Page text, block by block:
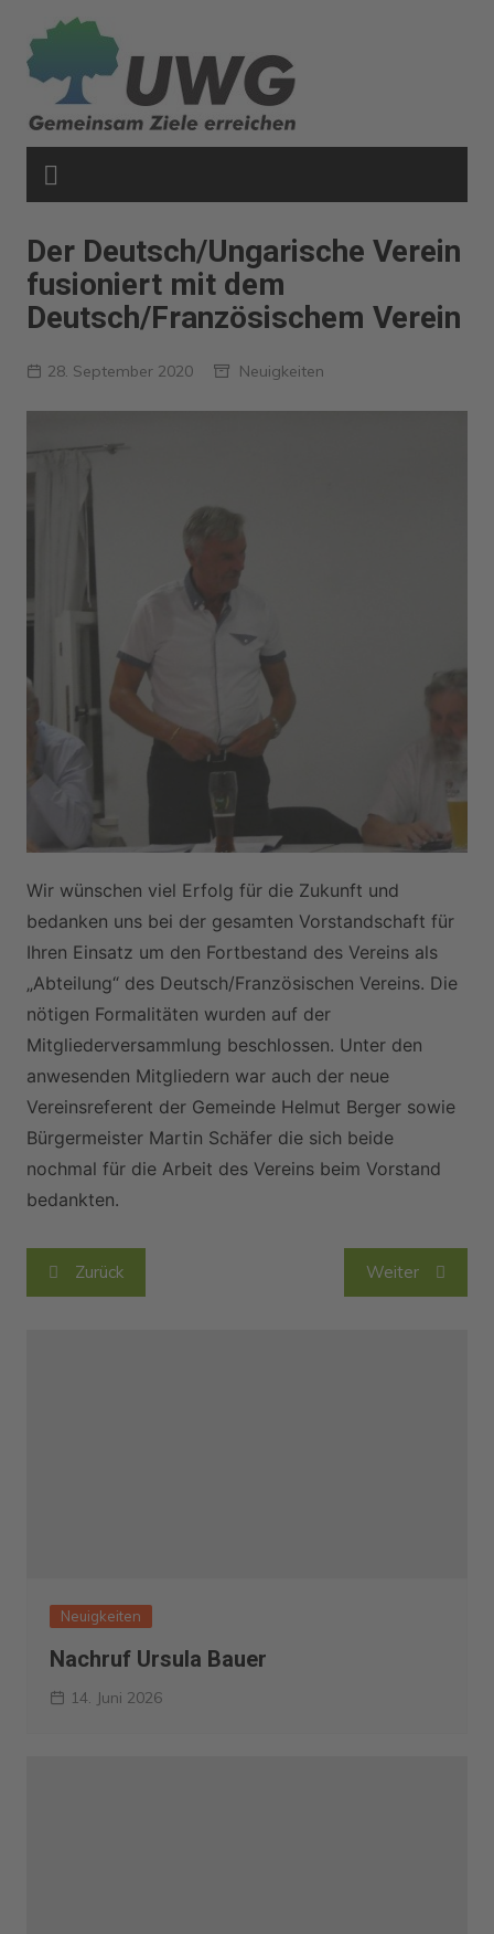
Inhalt
springen
Der Deutsch/Ungarische Verein
fusioniert mit dem
Deutsch/Französischem Verein
28. September 2020 Neuigkeiten
Wir wünschen viel Erfolg für die Zukunft und
bedanken uns bei der gesamten Vorstandschaft für
Ihren Einsatz um den Fortbestand des Vereins als
„Abteilung“ des Deutsch/Französischen Vereins. Die
nötigen Formalitäten wurden auf der
Mitgliederversammlung beschlossen. Unter den
anwesenden Mitgliedern war auch der neue
Vereinsreferent der Gemeinde Helmut Berger sowie
Bürgermeister Martin Schäfer die sich beide
nochmal für die Arbeit des Vereins beim Vorstand
bedankten.
Beitragsnavigation
Zurück Weiter
Neuigkeiten
Nachruf Ursula Bauer
14. Juni 2026